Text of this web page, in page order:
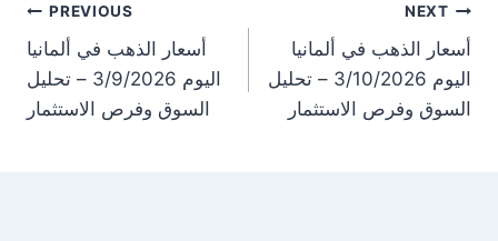
PREVIOUS
أسعار الذهب في ألمانيا
اليوم 3/9/2026 – تحليل
السوق وفرص الاستثمار
NEXT
أسعار الذهب في ألمانيا
اليوم 3/10/2026 – تحليل
السوق وفرص الاستثمار